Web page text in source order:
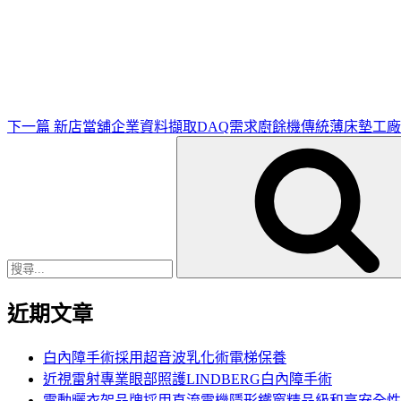
下一篇 新店當舖企業資料擷取DAQ需求廚餘機傳統薄床墊工
近期文章
白內障手術採用超音波乳化術電梯保養
近視雷射專業眼部照護LINDBERG白內障手術